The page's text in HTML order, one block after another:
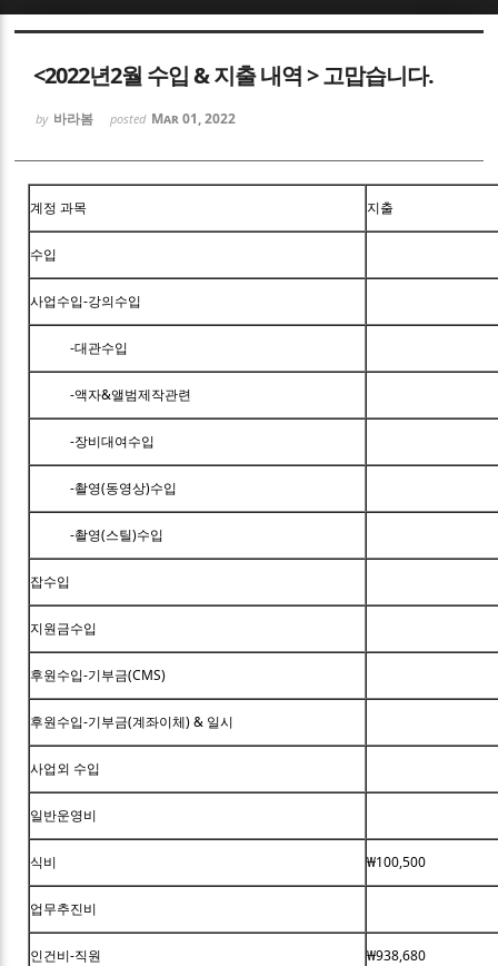
<2022년2월 수입 & 지출 내역 > 고맙습니다.
by 바라봄 posted Mar 01, 2022
계정 과목 지출
수입
사업수입-강의수입
-대관수입
-액자&앨범제작관련
-장비대여수입
-촬영(동영상)수입
-촬영(스틸)수입
잡수입
지원금수입
후원수입-기부금(CMS)
후원수입-기부금(계좌이체) & 일시
사업외 수입
일반운영비
식비 ₩100,500
업무추진비
인건비-직원 ₩938,680
Sketchbook5, 스케치북5
Sketchbook5, 스케치북5